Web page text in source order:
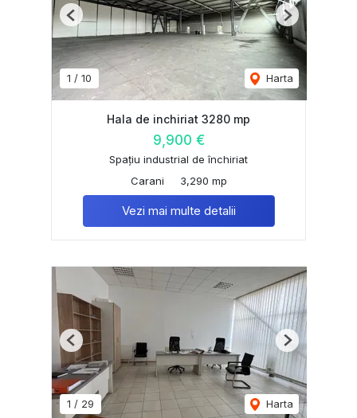
1 / 10 Harta
Previous Next
Hala de inchiriat 3280 mp
9,900 €
Spațiu industrial de închiriat
Carani
3,290 mp
Vezi mai multe detalii
1 / 29 Harta
Previous Next